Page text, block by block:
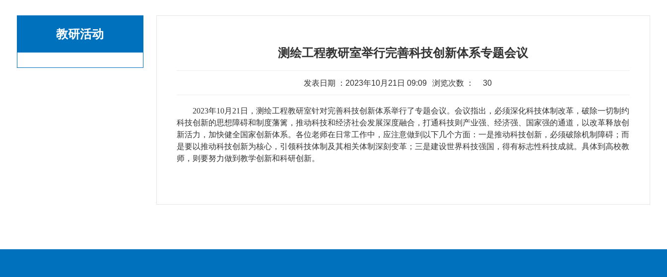
教研活动
测绘工程教研室举行完善科技创新体系专题会议
发表日期 ：2023年10月21日 09:09 浏览次数 ： 30
2023年10月 21 日，测绘工程教研室针对完善科技创新体系举行了专题会议。会议指出，必须深化科技体制改革，破除一切制约
科技创新的思想障碍和制度藩篱，推动科技和经济社会发展深度融合，打通科技则产业强、经济强、国家强的通道，以改革释放创
新活力，加快健全国家创新体系。各位老师在日常工作中，应注意做到以下几个方面：一是推动科技创新，必须破除机制障碍；而
是要以推动科技创新为核心，引领科技体制及其相关体制深刻变革；三是建设世界科技强国，得有标志性科技成就。具体到高校教
师，则要努力做到教学创新和科研创新。